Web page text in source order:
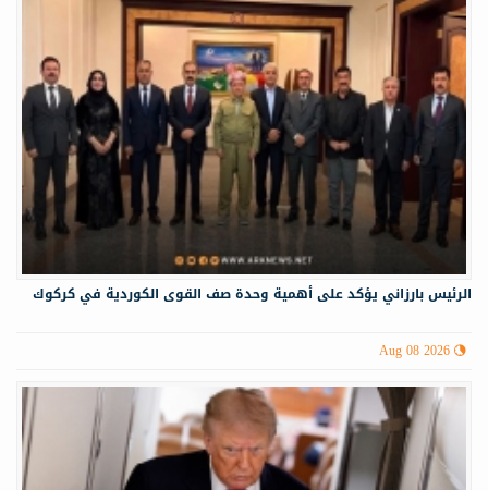
الرئيس بارزاني يؤكد على أهمية وحدة صف القوى الكوردية في كركوك
Aug 08 2026